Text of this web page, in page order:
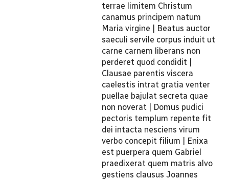
terrae limitem Christum
canamus principem natum
Maria virgine | Beatus auctor
saeculi servile corpus induit ut
carne carnem liberans non
perderet quod condidit |
Clausae parentis viscera
caelestis intrat gratia venter
puellae bajulat secreta quae
non noverat | Domus pudici
pectoris templum repente fit
dei intacta nesciens virum
verbo concepit filium | Enixa
est puerpera quem Gabriel
praedixerat quem matris alvo
gestiens clausus Joannes